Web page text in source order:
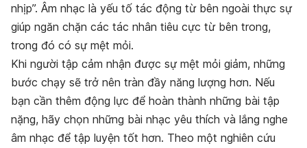
nhịp”. Âm nhạc là yếu tố tác động từ bên ngoài thực sự
giúp ngăn chặn các tác nhân tiêu cực từ bên trong,
trong đó có sự mệt mỏi.
Khi người tập cảm nhận được sự mệt mỏi giảm, những
bước chạy sẽ trở nên tràn đầy năng lượng hơn. Nếu
bạn cần thêm động lực để hoàn thành những bài tập
nặng, hãy chọn những bài nhạc yêu thích và lắng nghe
âm nhạc để tập luyện tốt hơn. Theo một nghiên cứu